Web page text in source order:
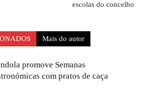
escolas do concelho
Mais do autor
promove Semanas
com pratos de caça